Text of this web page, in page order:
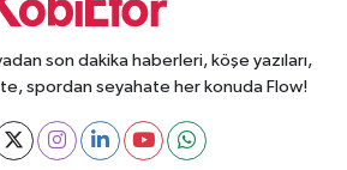
son dakika haberleri, köşe yazıları,
spordan seyahate her konuda Flow!